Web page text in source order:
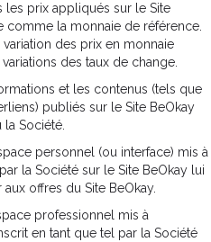
les prix appliqués sur le Site
comme la monnaie de référence.
des prix en monnaie
des taux de change.
et les contenus (tels que
publiés sur le Site BeOkay
Société.
personnel (ou interface) mis à
la Société sur le Site BeOkay lui
offres du Site BeOkay.
professionnel mis à
en tant que tel par la Société